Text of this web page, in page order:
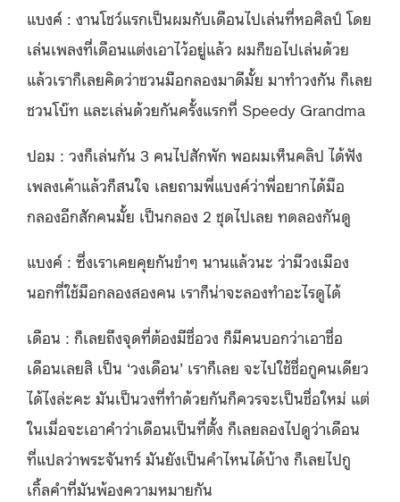
แบงค์ : งานโชว์แรกเป็นผมกับเดือนไปเล่นที่หอศิลป์ โดย
เล่นเพลงที่เดือนแต่งเอาไว้อยู่แล้ว ผมก็ขอไปเล่นด้วย
แล้วเราก็เลยคิดว่าชวนมือกลองมาดีมั้ย มาทำวงกัน ก็เลย
ชวนโบ๊ท และเล่นด้วยกันครั้งแรกที่ Speedy Grandma
ปอม : วงก็เล่นกัน 3 คนไปสักพัก พอผมเห็นคลิป ได้ฟัง
เพลงเค้าแล้วก็สนใจ เลยถามพี่แบงค์ว่าพี่อยากได้มือ
กลองอีกสักคนมั้ย เป็นกลอง 2 ชุดไปเลย ทดลองกันดู
แบงค์ : ซึ่งเราเคยคุยกันขำๆ นานแล้วนะ ว่ามีวงเมือง
นอกที่ใช้มือกลองสองคน เราก็น่าจะลองทำอะไรดูได้
เดือน : ก็เลยถึงจุดที่ต้องมีชื่อวง ก็มีคนบอกว่าเอาชื่อ
เดือนเลยสิ เป็น ‘วงเดือน’ เราก็เลย จะไปใช้ชื่อกูคนเดียว
ได้ไงล่ะคะ มันเป็นวงที่ทำด้วยกันก็ควรจะเป็นชื่อใหม่ แต่
ในเมื่อจะเอาคำว่าเดือนเป็นที่ตั้ง ก็เลยลองไปดูว่าเดือน
ที่แปลว่าพระจันทร์ มันยังเป็นคำไหนได้บ้าง ก็เลยไปกู
เกิ้ลคำที่มันพ้องความหมายกัน